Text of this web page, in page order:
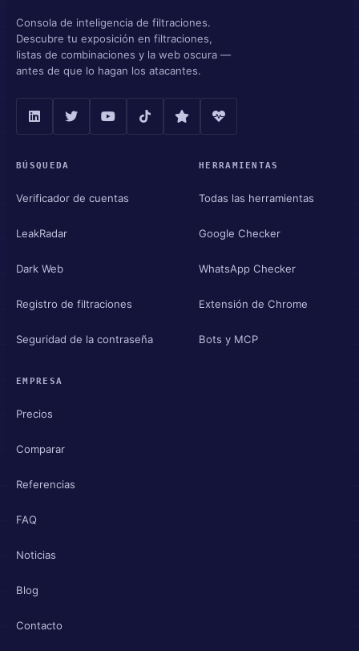
Consola de inteligencia de filtraciones.
Descubre tu exposición en filtraciones,
listas de combinaciones y la web oscura —
antes de que lo hagan los atacantes.
BÚSQUEDA
Verificador de cuentas
LeakRadar
Dark Web
Registro de filtraciones
Seguridad de la contraseña
HERRAMIENTAS
Todas las herramientas
Google Checker
WhatsApp Checker
Extensión de Chrome
Bots y MCP
EMPRESA
Precios
Comparar
Referencias
FAQ
Noticias
Blog
Contacto